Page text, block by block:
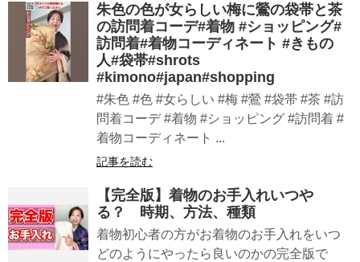
朱色の色が女らしい梅に鶯の袋帯と茶
の訪問着コーデ#着物 #ショッピング#
訪問着#着物コーディネート #きもの
人#袋帯#shrots
#kimono#japan#shopping
#朱色 #色 #女らしい #梅 #鶯 #袋帯 #茶 #訪
問着コーデ #着物 #ショッピング #訪問着 #
着物コーディネート ...
記事を読む
【完全版】着物のお手入れいつや
る？ 時期、方法、種類
着物初心者の方がお着物のお手入れをいつ
どのようにやったら良いのかの完全版で